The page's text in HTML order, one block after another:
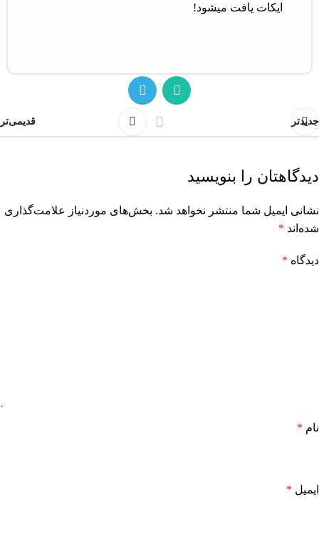
ایکات یافت میشود!
جدیدتر قدیمی‌تر
دیدگاهتان را بنویسید
نشانی ایمیل شما منتشر نخواهد شد. بخش‌های موردنیاز علامت‌گذاری
شده‌اند *
دیدگاه *
نام *
ایمیل *